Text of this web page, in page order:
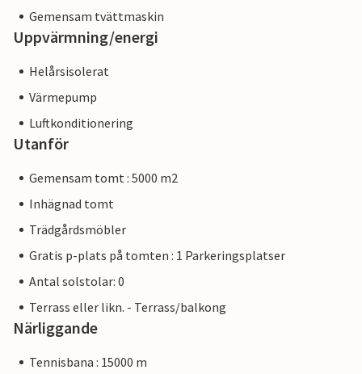
Gemensam tvättmaskin
Uppvärmning/energi
Helårsisolerat
Värmepump
Luftkonditionering
Utanför
Gemensam tomt : 5000 m2
Inhägnad tomt
Trädgårdsmöbler
Gratis p-plats på tomten : 1 Parkeringsplatser
Antal solstolar: 0
Terrass eller likn. - Terrass/balkong
Närliggande
Tennisbana : 15000 m